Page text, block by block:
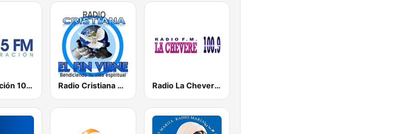
Restauración 100.5 FM Radio Cristiana El Fin Viene Radio La Chevere 100.9 FM